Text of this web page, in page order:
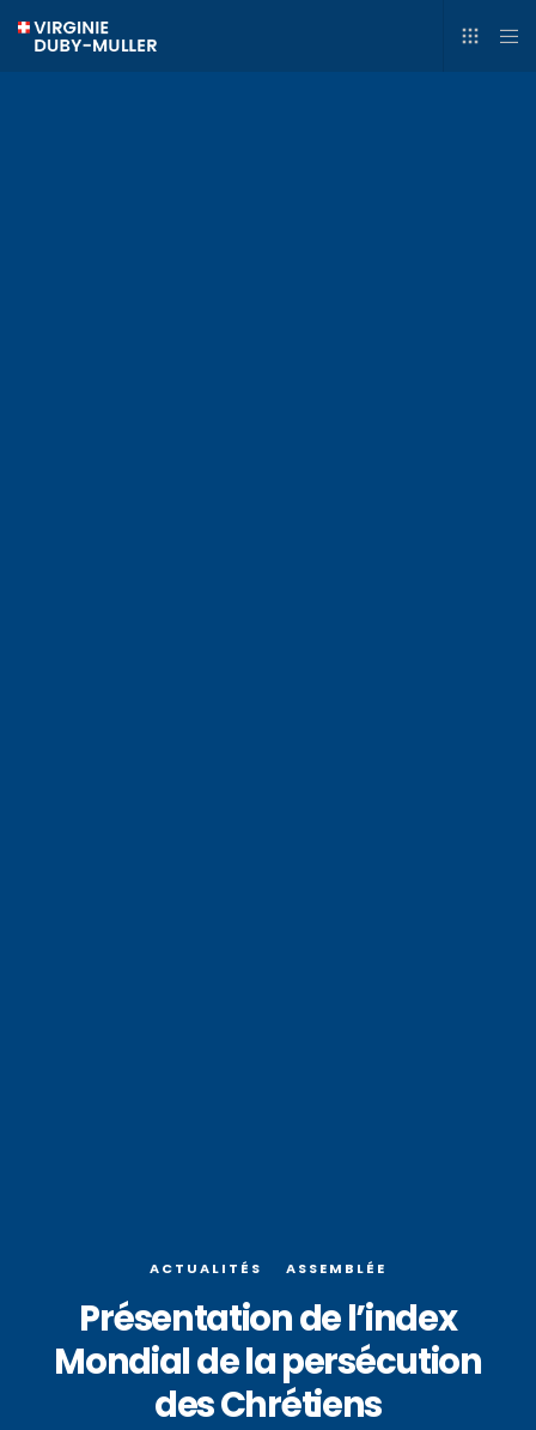
ACTUALITÉS ASSEMBLÉE
Présentation de l’index
Mondial de la persécution
des Chrétiens